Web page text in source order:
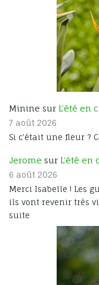
Minine sur L’été en
7 août 2026
Si c’était une fleur ?
Jerome sur L’été en
6 août 2026
Merci Isabelle ! Les guêpiers ont été généreux cette année,
ils vont revenir très vite. Voici un petit avant-
suite